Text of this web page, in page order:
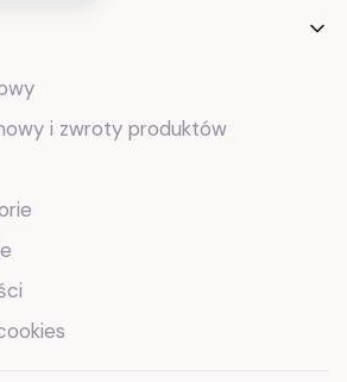
i zwroty produktów